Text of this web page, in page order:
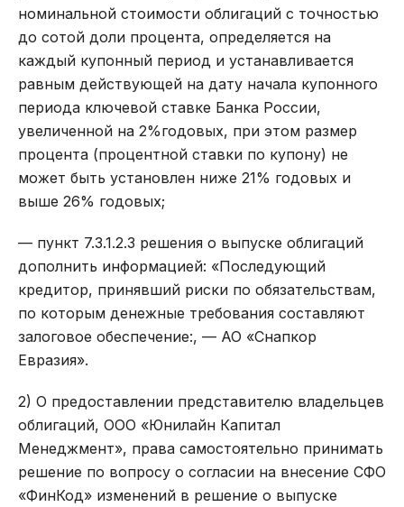
номинальной стоимости облигаций с точностью
до сотой доли процента, определяется на
каждый купонный период и устанавливается
равным действующей на дату начала купонного
периода ключевой ставке Банка России,
увеличенной на 2%годовых, при этом размер
процента (процентной ставки по купону) не
может быть установлен ниже 21% годовых и
выше 26% годовых;
— пункт 7.3.1.2.3 решения о выпуске облигаций
дополнить информацией: «Последующий
кредитор, принявший риски по обязательствам,
по которым денежные требования составляют
залоговое обеспечение:, — АО «Снапкор
Евразия».
2) О предоставлении представителю владельцев
облигаций, ООО «Юнилайн Капитал
Менеджмент», права самостоятельно принимать
решение по вопросу о согласии на внесение СФО
«ФинКод» изменений в решение о выпуске